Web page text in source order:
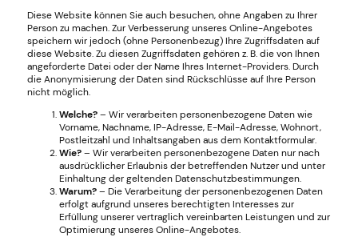
Diese Website können Sie auch besuchen, ohne Angaben zu Ihrer
Person zu machen. Zur Verbesserung unseres Online-Angebotes
speichern wir jedoch (ohne Personenbezug) Ihre Zugriffsdaten auf
diese Website. Zu diesen Zugriffsdaten gehören z. B. die von Ihnen
angeforderte Datei oder der Name Ihres Internet-Providers. Durch
die Anonymisierung der Daten sind Rückschlüsse auf Ihre Person
nicht möglich.
Welche?– Wir verarbeiten personenbezogene Daten wie
Vorname, Nachname, IP-Adresse, E-Mail-Adresse, Wohnort,
Postleitzahl und Inhaltsangaben aus dem Kontaktformular.
Wie?– Wir verarbeiten personenbezogene Daten nur nach
ausdrücklicher Erlaubnis der betreffenden Nutzer und unter
Einhaltung der geltenden Datenschutzbestimmungen.
Warum?– Die Verarbeitung der personenbezogenen Daten
erfolgt aufgrund unseres berechtigten Interesses zur
Erfüllung unserer vertraglich vereinbarten Leistungen und zur
Optimierung unseres Online-Angebotes.